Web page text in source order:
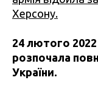
Херсону.
24 лютого
розпочала
України.